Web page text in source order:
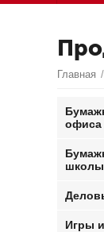
Главная /
офиса
школы
Игры